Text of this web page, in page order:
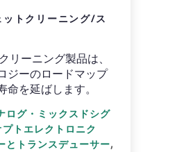
ットクリーニング/ス
リーニング製品は、
ジーのロードマップ
を延ばします。
ログ・ミックスドシグ
プトエレクトロニク
とトランスデューサー,